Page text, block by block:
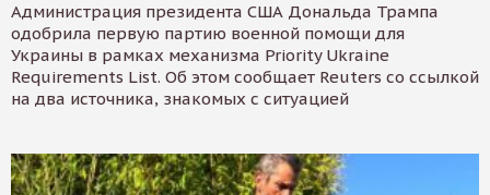
Администрация президента США Дональда Трампа
одобрила первую партию военной помощи для
Украины в рамках механизма Priority Ukraine
Requirements List. Об этом сообщает Reuters со ссылкой
на два источника, знакомых с ситуацией